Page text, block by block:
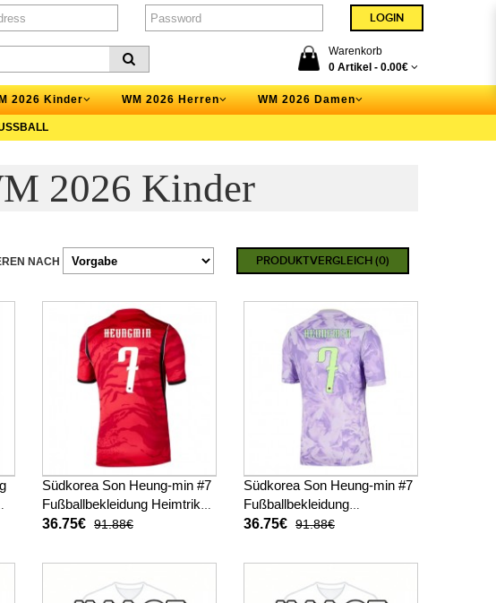
Warenkorb
0 Artikel - 0.00€
2026 Kinder WM 2026 Herren WM 2026 Damen
2026 Kinder
PRODUKTVERGLEICH (0)
NACH
Südkorea Son Heung-min #7
Fußballbekleidung Heimtrikot
Kinder WM 2026 Kurzarm (+
36.75€ 91.88€
Südkorea Son Heung-min #7
Fußballbekleidung
Auswärtstrikot Kinder WM
hosen)
36.75€ 91.88€